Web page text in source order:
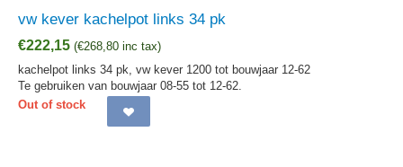
vw kever kachelpot links 34 pk
€222,15 (€268,80 inc tax)
kachelpot links 34 pk, vw kever 1200 tot bouwjaar 12-62
Te gebruiken van bouwjaar 08-55 tot 12-62.
Out of stock